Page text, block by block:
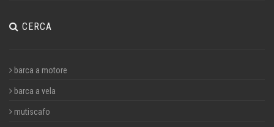
CERCA
barca a motore
barca a vela
mutiscafo